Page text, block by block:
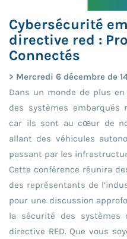
Cybersécurité
directive red :
Connectés
> Mercredi 6 décembre de
Dans un monde de plus
des systèmes embarqués
car ils sont au cœur de
allant des véhicules
passant par les
Cette conférence réunira
des représentants de
pour une discussion
la sécurité des systèmes
directive RED. Que vous